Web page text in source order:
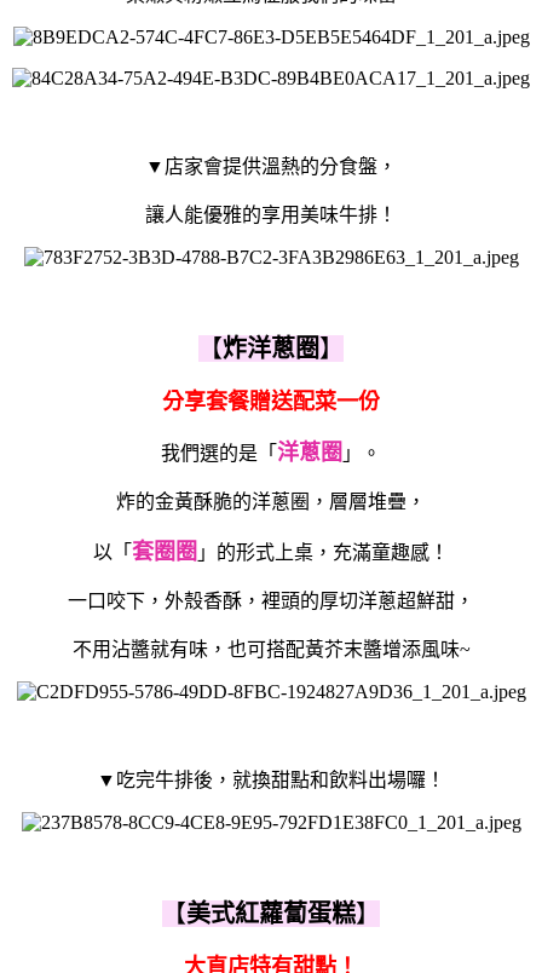
▼店家會提供溫熱的分食盤，
讓人能優雅的享用美味牛排！
【炸洋蔥圈 】
分享套餐贈送配菜一份
我們選的是「 洋蔥圈 」。
炸的金黃酥脆的洋蔥圈，層層堆疊，
以「 套圈圈 」的形式上桌，充滿童趣感！
一口咬下，外殼香酥，裡頭的厚切洋蔥超鮮甜，
不用沾醬就有味，也可搭配黃芥末醬增添風味~
▼吃完牛排後，就換甜點和飲料出場囉！
【美式紅蘿蔔蛋糕】
大直店特有甜點！